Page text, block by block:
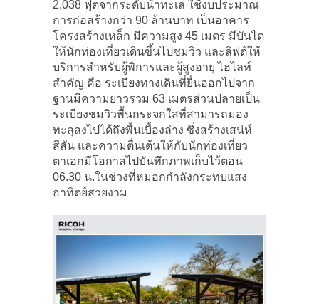
2,038 ฟุตจากระดับน้ำทะเล ใช้งบประมาณ
การก่อสร้างกว่า 90 ล้านบาท เป็นอาคาร
โครงสร้างเหล็ก มีความสูง 45 เมตร มีบันได
ให้นักท่องเที่ยวเดินขึ้นไปชมวิว และลิฟต์ให้
บริการสำหรับผู้พิการและผู้สูงอายุ ไฮไลท์
สำคัญ คือ ระเบียงทางเดินที่ยื่นออกไปจาก
ฐานมีความยาวรวม 63 เมตรส่วนปลายเป็น
ระเบียงชมวิวพื้นกระจกใสที่สามารถมอง
ทะลุลงไปได้ถึงพื้นเบื้องล่าง ซึ่งสร้างเสน่ห์
สีสัน และความตื่นเต้นให้กับนักท่องเที่ยว
ตาเอกมีโอกาสไปบันทึกภาพเก็บไว้ตอน
06.30 น.ในช่วงที่หมอกกำลังกระทบแสง
อาทิตย์สวยงาม